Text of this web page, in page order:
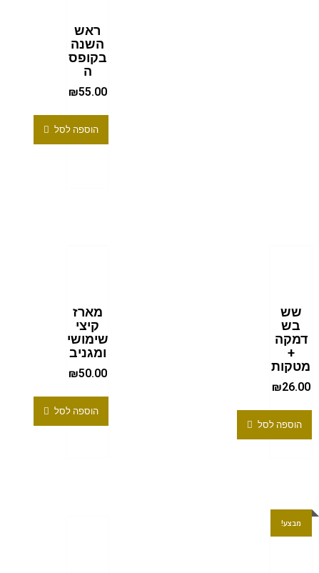
ראש
השנה
בקופס
ה
₪55.00
הוספה לסל
שש
בש
דמקה
+
מטקות
₪26.00
הוספה לסל
מארז
קיצי
שימושי
ומגניב
₪50.00
הוספה לסל
מבצע!